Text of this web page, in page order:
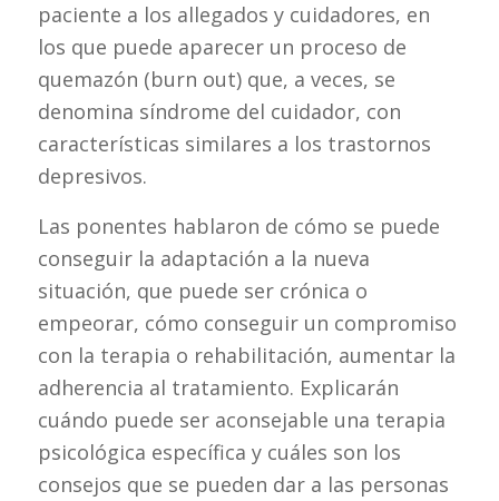
paciente a los allegados y cuidadores, en
los que puede aparecer un proceso de
quemazón (burn out) que, a veces, se
denomina síndrome del cuidador, con
características similares a los trastornos
depresivos.
Las ponentes hablaron de cómo se puede
conseguir la adaptación a la nueva
situación, que puede ser crónica o
empeorar, cómo conseguir un compromiso
con la terapia o rehabilitación, aumentar la
adherencia al tratamiento. Explicarán
cuándo puede ser aconsejable una terapia
psicológica específica y cuáles son los
consejos que se pueden dar a las personas